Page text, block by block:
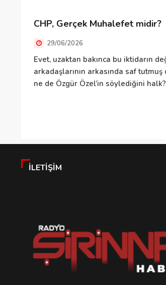
CHP, Gerçek Muhalefet midir?
29/06/2026
Evet, uzaktan bakınca bu iktidarın
arkadaşlarının arkasında saf
ne de Özgür Özel’in söylediğini halk?
İLETIŞIM